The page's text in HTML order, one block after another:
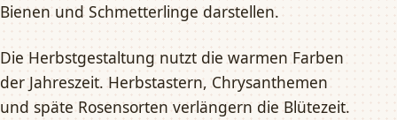
Bienen und Schmetterlinge darstellen.
Die Herbstgestaltung nutzt die warmen Farben
der Jahreszeit. Herbstastern, Chrysanthemen
und späte Rosensorten verlängern die Blütezeit.